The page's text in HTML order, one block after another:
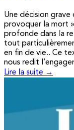
Une décision
provoquer la mort
profonde dans la
tout
en fin de vie.. Ce
nous redit
Lire la suite →